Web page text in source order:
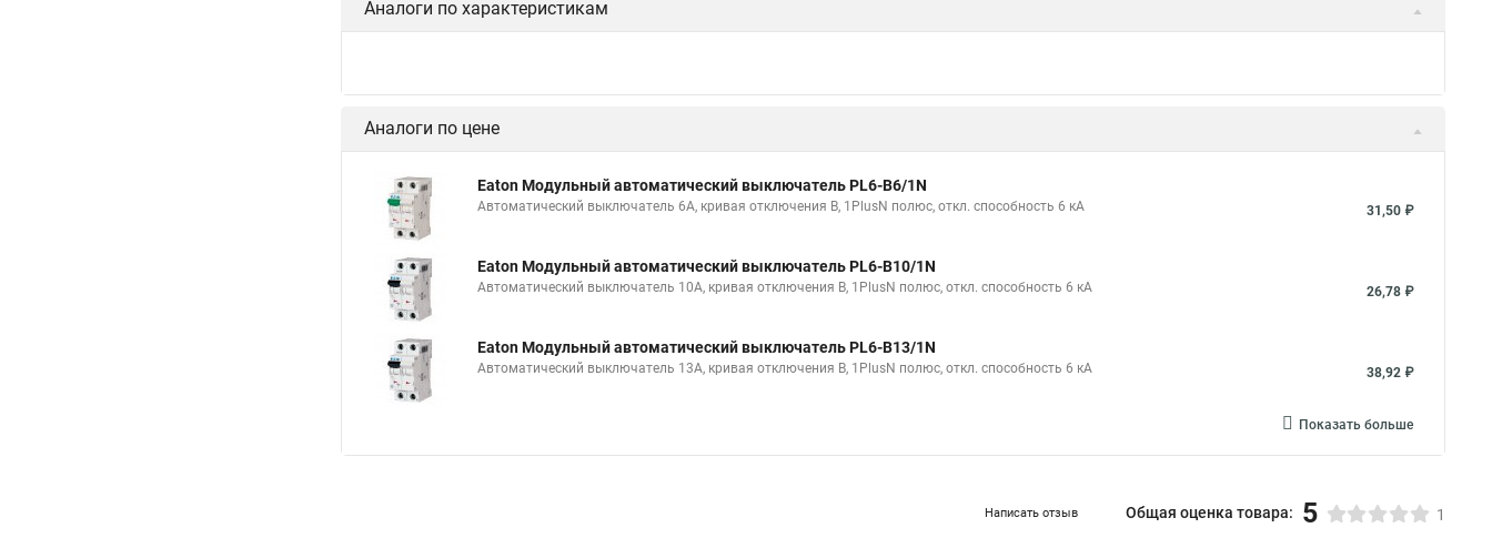
Аналоги по характеристикам
Аналоги по цене
Eaton Модульный автоматический выключатель PL6-B6/1N
Автоматический выключатель 6А, кривая отключения B, 1PlusN полюс, откл. способность 6 кА 31,50 ₽
Eaton Модульный автоматический выключатель PL6-B10/1N
Автоматический выключатель 10А, кривая отключения B, 1PlusN полюс, откл. способность 6 кА 26,78 ₽
Eaton Модульный автоматический выключатель PL6-B13/1N
Автоматический выключатель 13А, кривая отключения B, 1PlusN полюс, откл. способность 6 кА 38,92 ₽
Показать больше
Написать отзыв Общая оценка товара: 5 1